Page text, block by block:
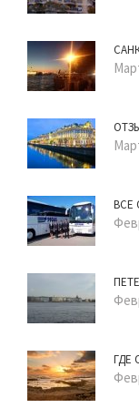
ВСЕ
ГДЕ